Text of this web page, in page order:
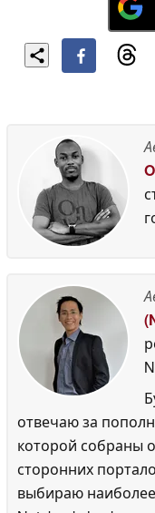
отвечаю за
которой собраны
сторонних
выбираю